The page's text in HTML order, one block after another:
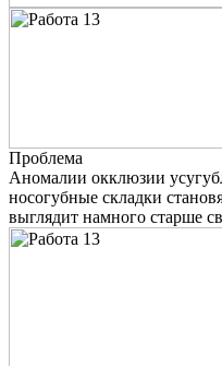
Проблема
Аномалии окклюзии
носогубные складки
выглядит намного старше